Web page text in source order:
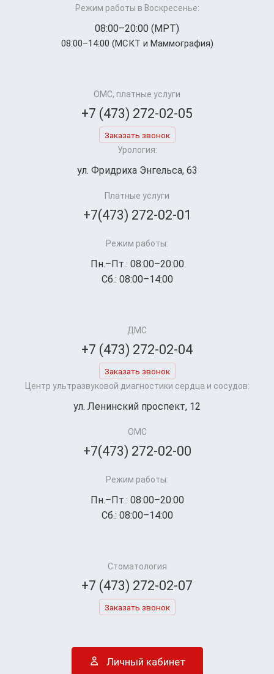
Режим работы в Воскресенье:
08:00–20:00 (МРТ)
08:00–14:00 (МСКТ и Маммография)
ОМС, платные услуги
+7 (473) 272-02-05
Заказать звонок
Урология:
ул. Фридриха Энгельса, 63
Платные услуги
+7(473) 272-02-01
Режим работы:
Пн.–Пт.: 08:00–20:00
Сб.: 08:00–14:00
ДМС
+7 (473) 272-02-04
Заказать звонок
Центр ультразвуковой диагностики сердца и сосудов:
ул. Ленинский проспект, 12
ОМС
+7(473) 272-02-00
Режим работы:
Пн.–Пт.: 08:00–20:00
Сб.: 08:00–14:00
Стоматология
+7 (473) 272-02-07
Заказать звонок
Личный кабинет